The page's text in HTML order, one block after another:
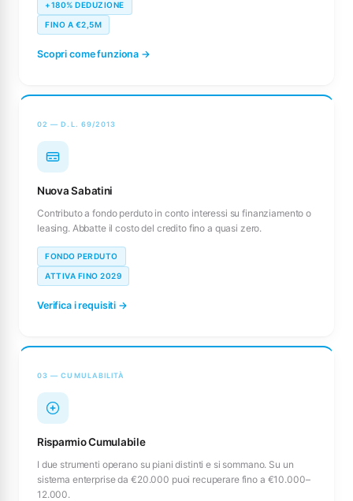
+180% DEDUZIONE
FINO A €2,5M
Scopri come funziona →
02 — D.L. 69/2013
Nuova Sabatini
Contributo a fondo perduto in conto interessi su finanziamento o
leasing. Abbatte il costo del credito fino a quasi zero.
FONDO PERDUTO
ATTIVA FINO 2029
Verifica i requisiti →
03 — CUMULABILITÀ
Risparmio Cumulabile
I due strumenti operano su piani distinti e si sommano. Su un
sistema enterprise da €20.000 puoi recuperare fino a €10.000–
12.000.